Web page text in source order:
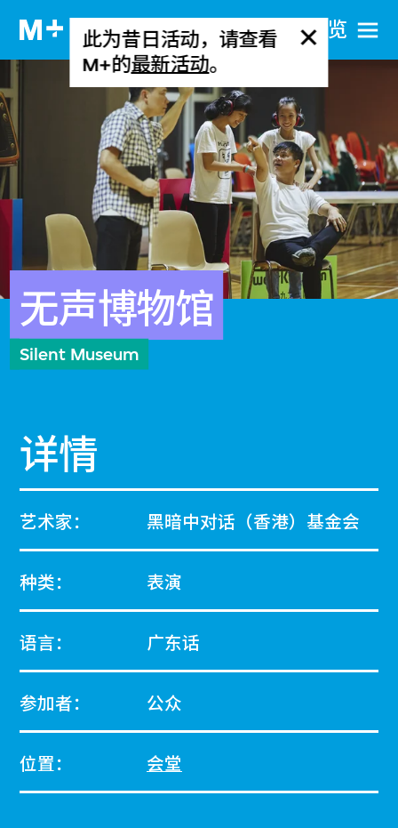
网站导览
此为昔日活动，请查看
M+的最新活动。
无声博物馆
Silent Museum
详情
艺术家： 黑暗中对话（香港）基金会
种类： 表演
语言： 广东话
参加者： 公众
位置： 会堂